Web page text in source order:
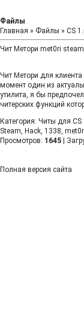
Файлы
Главная » Файлы » CS
Чит Метори met0ri
Чит Метори для
момент один из
утилита, я бы
читерских функций
Категория: Читы для CS
Steam, Hack, 1338,
Просмотров: 1645
Полная версия сайта